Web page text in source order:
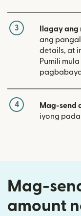
3 Ilagay
ang
details, at
Pumili
4 Mag-send
iyong
Mag-
amount